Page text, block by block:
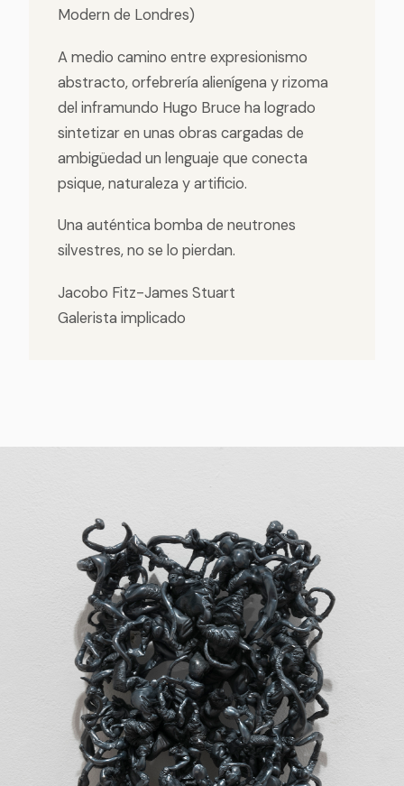
Modern de Londres)
A medio camino entre expresionismo
abstracto, orfebrería alienígena y rizoma
del inframundo Hugo Bruce ha logrado
sintetizar en unas obras cargadas de
ambigüedad un lenguaje que conecta
psique, naturaleza y artificio.
Una auténtica bomba de neutrones
silvestres, no se lo pierdan.
Jacobo Fitz-James Stuart
Galerista implicado